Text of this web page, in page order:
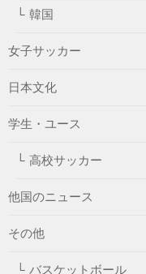
韓国
女子サッカー
日本文化
学生・ユース
高校サッカー
他国のニュース
その他
バスケットボール